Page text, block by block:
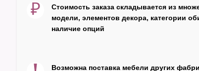
массив бука
Материал фасада
на выбор
₽
Стоимость заказа складывается из
модели, элементов декора, категории
наличие опций
Возможна поставка мебели других